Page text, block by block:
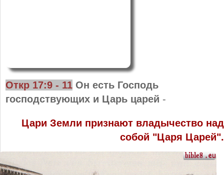
Откр 17:9 - 11 Он есть Господь
господствующих и Царь царей -
Цари Земли признают владычество над
собой "Царя Царей".